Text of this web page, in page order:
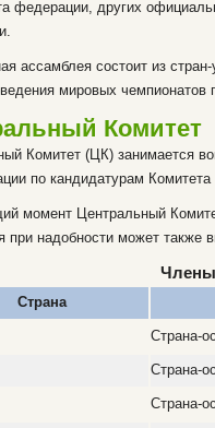
федерации, других
ассамблея состоит из
мировых чемпионатов
Комитет
Комитет (ЦК) занимается
по кандидатурам
момент Центральный
при надобности может также
Страна
Страна-
Страна-
Страна-